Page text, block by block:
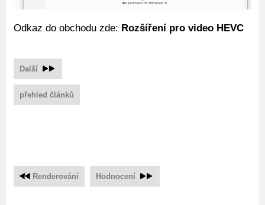
Odkaz do obchodu zde: Rozšíření pro video HEVC
Další
přehled článků
Renderování Hodnocení